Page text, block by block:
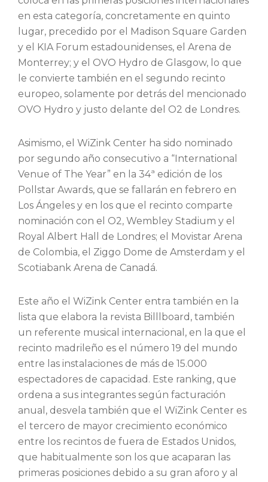
en esta categoría, concretamente en quinto
lugar, precedido por el Madison Square Garden
y el KIA Forum estadounidenses, el Arena de
Monterrey; y el OVO Hydro de Glasgow, lo que
le convierte también en el segundo recinto
europeo, solamente por detrás del mencionado
OVO Hydro y justo delante del O2 de Londres.
Asimismo, el WiZink Center ha sido nominado
por segundo año consecutivo a “International
Venue of The Year” en la 34ª edición de los
Pollstar Awards, que se fallarán en febrero en
Los Ángeles y en los que el recinto comparte
nominación con el O2, Wembley Stadium y el
Royal Albert Hall de Londres; el Movistar Arena
de Colombia, el Ziggo Dome de Amsterdam y el
Scotiabank Arena de Canadá.
Este año el WiZink Center entra también en la
lista que elabora la revista Billlboard, también
un referente musical internacional, en la que el
recinto madrileño es el número 19 del mundo
entre las instalaciones de más de 15.000
espectadores de capacidad. Este ranking, que
ordena a sus integrantes según facturación
anual, desvela también que el WiZink Center es
el tercero de mayor crecimiento económico
entre los recintos de fuera de Estados Unidos,
que habitualmente son los que acaparan las
primeras posiciones debido a su gran aforo y al